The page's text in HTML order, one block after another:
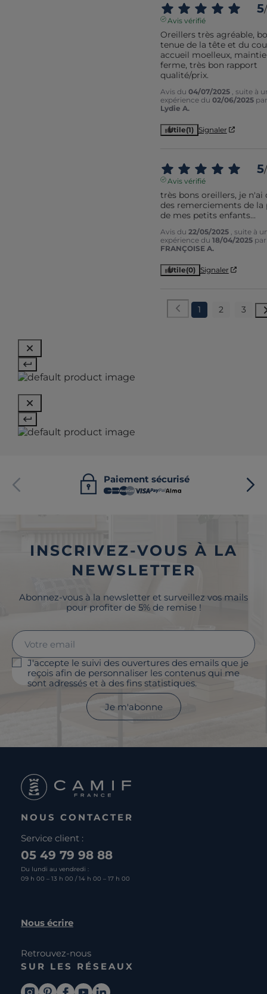
5/
Avis vérifié
Oreillers très agréable,
tenue de la tête et du
accueil moelleux,
ferme, très bon rapport
qualité/prix.
Avis du 04/07/2025
, suite à
expérience du 02/06/2025 par
Lydie A.
Utile(1) Signaler
5/
Avis vérifié
très bons oreillers, je n'ai
des remerciements de la
de mes petits enfants...
Avis du 22/05/2025
, suite à
expérience du 18/04/2025 par
FRANÇOISE A.
Utile(0) Signaler
1 2 3
Paiement sécurisé
INSCRIVEZ-VOUS À LA
NEWSLETTER
Abonnez-vous à la newsletter et surveillez vos mails
pour profiter de 5% de remise !
J'accepte le suivi des ouvertures des emails que je
reçois afin de personnaliser les contenus qui me
sont adressés et à des fins statistiques.
Je m'abonne
NOUS CONTACTER
Service client :
05 49 79 98 88
Du lundi au vendredi :
09 h 00 – 13 h 00 / 14 h 00 – 17 h 00
Nous écrire
Retrouvez-nous
SUR LES RÉSEAUX